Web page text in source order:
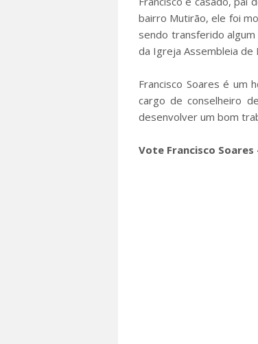
bairro Mutirão, ele foi
sendo transferido
da Igreja Assembleia de
Francisco Soares é um
cargo de conselheiro
desenvolver um bom
Vote Francisco Soares